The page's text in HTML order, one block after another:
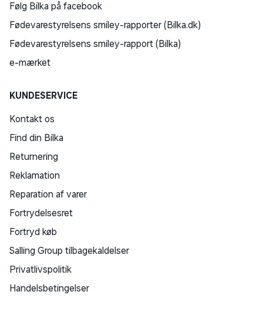
Følg Bilka på facebook
Fødevarestyrelsens smiley-rapporter (Bilka.dk)
Fødevarestyrelsens smiley-rapport (Bilka)
e-mærket
KUNDESERVICE
Kontakt os
Find din Bilka
Returnering
Reklamation
Reparation af varer
Fortrydelsesret
Fortryd køb
Salling Group tilbagekaldelser
Privatlivspolitik
Handelsbetingelser